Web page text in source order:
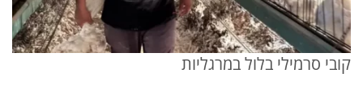
קובי סרמילי בלול במרגליות